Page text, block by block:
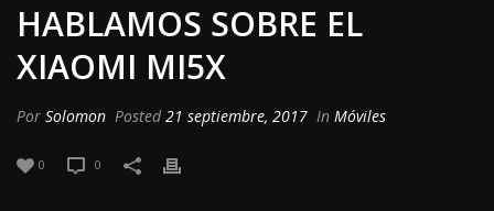
HABLAMOS SOBRE EL
XIAOMI MI5X
Por Solomon Posted21 septiembre, 2017 In Móviles
0 0